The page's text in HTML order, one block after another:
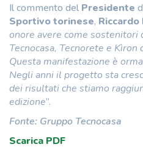
Il commento del Presidente
Sportivo torinese, Riccardo
onore avere come sostenitori
Tecnocasa, Tecnorete e
Questa manifestazione è
Negli anni il progetto sta
dei risultati che stiamo
edizione”.
Fonte: Gruppo Tecnocasa
Scarica PDF